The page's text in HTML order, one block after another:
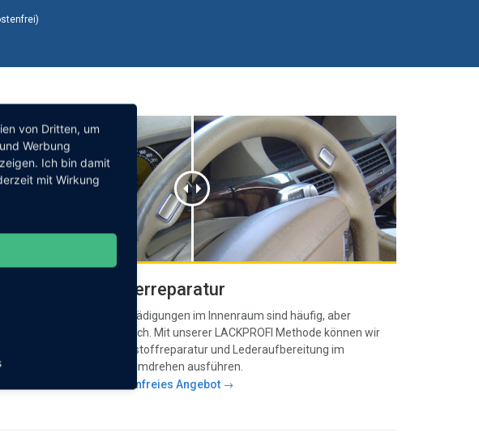
Methode
Lederreparatur
Beschädigungen im Innenraum sind häufig, aber
ärgerlich. Mit unserer LACKPROFI Methode können wir
Kunststoffreparatur und Lederaufbereitung im
Handumdrehen ausführen.
Kostenfreies Angebot
von Dritten, um
Werbung
Ich bin damit
mit Wirkung